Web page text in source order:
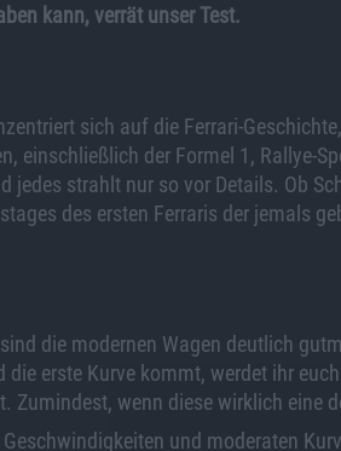
kann, verrät unser Test.
sich auf die Ferrari-
einschließlich der Formel 1, Rallye-
jedes strahlt nur so vor Details. Ob
des ersten Ferraris der jemals
die modernen Wagen deutlich
die erste Kurve kommt, werdet ihr
Zumindest, wenn diese wirklich eine
und moderaten